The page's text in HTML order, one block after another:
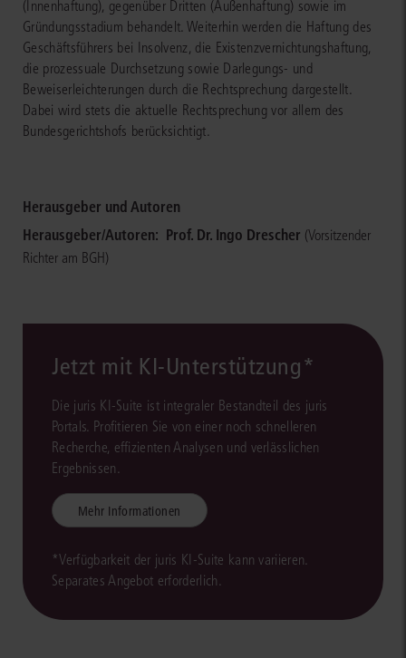
(Innenhaftung), gegenüber Dritten (Außenhaftung) sowie im
Gründungsstadium behandelt. Weiterhin werden die Haftung des
Geschäftsführers bei Insolvenz, die Existenzvernichtungshaftung,
die prozessuale Durchsetzung sowie Darlegungs- und
Beweiserleichterungen durch die Rechtsprechung dargestellt.
Dabei wird stets die aktuelle Rechtsprechung vor allem des
Bundesgerichtshofs berücksichtigt.
Herausgeber und Autoren
Herausgeber/Autoren: Prof. Dr. Ingo Drescher (Vorsitzender
Richter am BGH)
Jetzt mit KI-Unterstützung*
Die juris KI-Suite ist integraler Bestandteil des juris
Portals. Profitieren Sie von einer noch schnelleren
Recherche, effizienten Analysen und verlässlichen
Ergebnissen.
Mehr Informationen
*Verfügbarkeit der juris KI-Suite kann variieren.
Separates Angebot erforderlich.